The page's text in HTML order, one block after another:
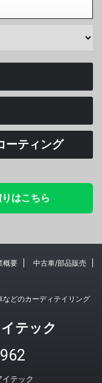
ーティング
はこちら
概要
中古車/部品販売
どのカーディテイリング
テック
テック